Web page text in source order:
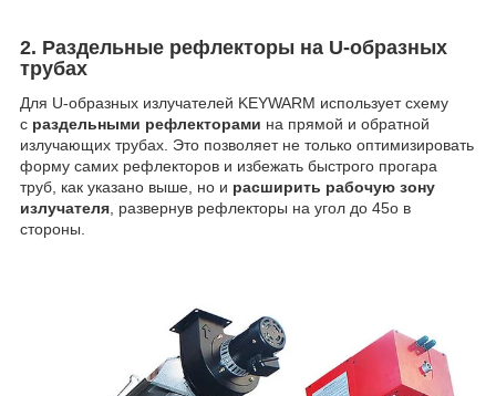
2. Раздельные рефлекторы на U-образных
трубах
Для U-образных излучателей KEYWARM использует схему
с раздельными рефлекторами на прямой и обратной
излучающих трубах. Это позволяет не только оптимизировать
форму самих рефлекторов и избежать быстрого прогара
труб, как указано выше, но и расширить рабочую зону
излучателя , развернув рефлекторы на угол до 45o в
стороны.